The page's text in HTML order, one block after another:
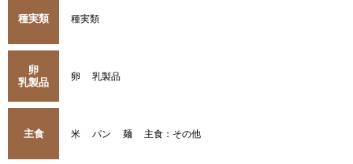
種実類 種実類
卵
乳製品
卵 乳製品
主食 米 パン 麺 主食：その他